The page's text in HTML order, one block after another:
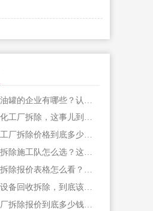
长治壶关县化工厂拆除，这事儿到底怎么干才安全？
邯郸自动化工厂拆除价格到底多少钱一平米？别被低价忽悠了
贵阳化工厂拆除施工队怎么选？这几个坑千万别踩
衢州化工厂拆除报价表格怎么看？我踩过的坑全告诉你
苏州化工厂设备回收拆除，到底该找谁？这事儿坑太多
滨湖区化工厂拆除报价到底多少钱？别被坑了，先看这篇